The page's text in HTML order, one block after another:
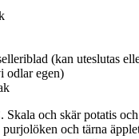
(kan uteslutas
odlar egen)
Skala och skär potatis
och tärna